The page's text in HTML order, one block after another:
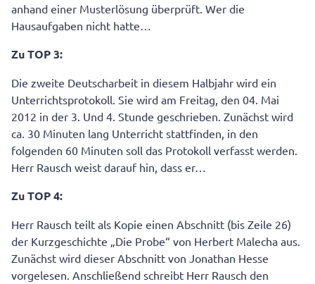
anhand einer Musterlösung überprüft. Wer die
Hausaufgaben nicht hatte…
Zu TOP 3:
Die zweite Deutscharbeit in diesem Halbjahr wird ein
Unterrichtsprotokoll. Sie wird am Freitag, den 04. Mai
2012 in der 3. Und 4. Stunde geschrieben. Zunächst wird
ca. 30 Minuten lang Unterricht stattfinden, in den
folgenden 60 Minuten soll das Protokoll verfasst werden.
Herr Rausch weist darauf hin, dass er…
Zu TOP 4:
Herr Rausch teilt als Kopie einen Abschnitt (bis Zeile 26)
der Kurzgeschichte „Die Probe“ von Herbert Malecha aus.
Zunächst wird dieser Abschnitt von Jonathan Hesse
vorgelesen. Anschließend schreibt Herr Rausch den